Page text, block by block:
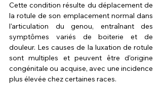
Cette condition résulte du déplacement de
la rotule de son emplacement normal dans
l'articulation du genou, entraînant des
symptômes variés de boiterie et de
douleur. Les causes de la luxation de rotule
sont multiples et peuvent être d'origine
congénitale ou acquise, avec une incidence
plus élevée chez certaines races.